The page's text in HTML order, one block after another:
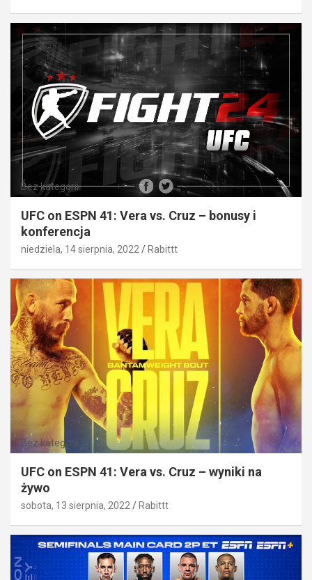
Bez kategorii
UFC on ESPN 41: Vera vs. Cruz – bonusy i
konferencja
niedziela, 14 sierpnia, 2022 Rabittt
Bez kategorii
UFC on ESPN 41: Vera vs. Cruz – wyniki na
żywo
sobota, 13 sierpnia, 2022 Rabittt